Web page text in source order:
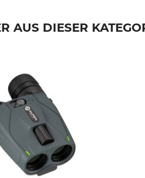
AUS DIESER